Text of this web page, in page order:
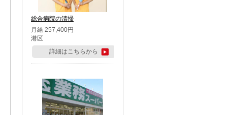
総合病院の清掃
月給 257,400円
港区
詳細はこちらから